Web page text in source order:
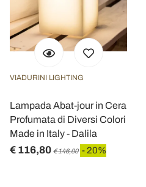
VIADURINI LIGHTING
Lampada Abat-jour in Cera
Profumata di Diversi Colori
Made in Italy - Dalila
€ 116,80 € 146,00 - 20%